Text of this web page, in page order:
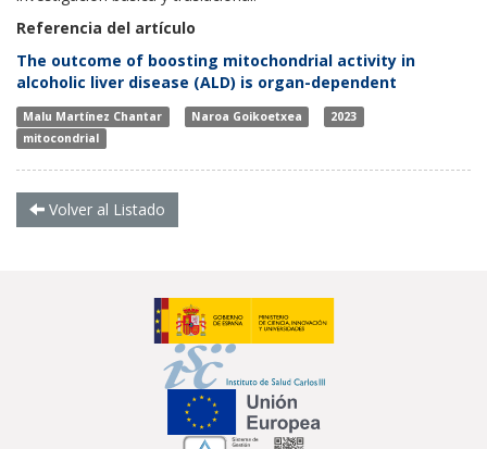
Referencia del artículo
The outcome of boosting mitochondrial activity in
alcoholic liver disease (ALD) is organ-dependent
Malu Martínez Chantar Naroa Goikoetxea
2023
mitocondrial
Volver al Listado